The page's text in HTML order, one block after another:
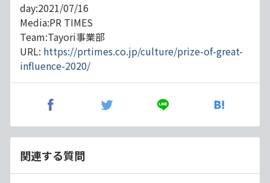
day:2021/07/16
Media:PR TIMES
Team:Tayori事業部
URL: https://prtimes.co.jp/culture/prize-of-great-
influence-2020/
関連する質問